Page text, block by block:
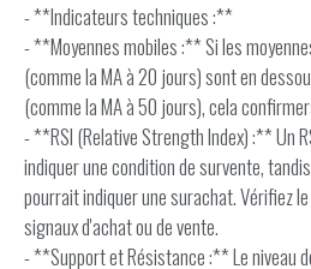
- **Indicateurs techniques :**
- **Moyennes mobiles :** Si les
(comme la MA à 20 jours) sont en
(comme la MA à 50 jours), cela
- **RSI (Relative Strength Index) :** Un
indiquer une condition de survente,
pourrait indiquer une surachat. Vérifiez
signaux d'achat ou de vente.
- **Support et Résistance :** Le niveau